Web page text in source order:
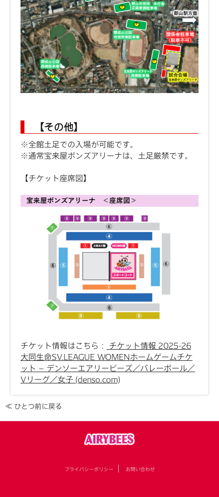
【その他】
※全館土足での入場が可能です。
※通常宝来屋ボンズアリーナは、土足厳禁です。
【チケット座席図】
チケット情報はこちら： チケット情報 2025-26
大同生命SV.LEAGUE WOMENホームゲームチケ
ット – デンソーエアリービーズ／バレーボール／
Vリーグ／女子 (denso.com)
≪ ひとつ前に戻る
プライバシーポリシー お問い合わせ